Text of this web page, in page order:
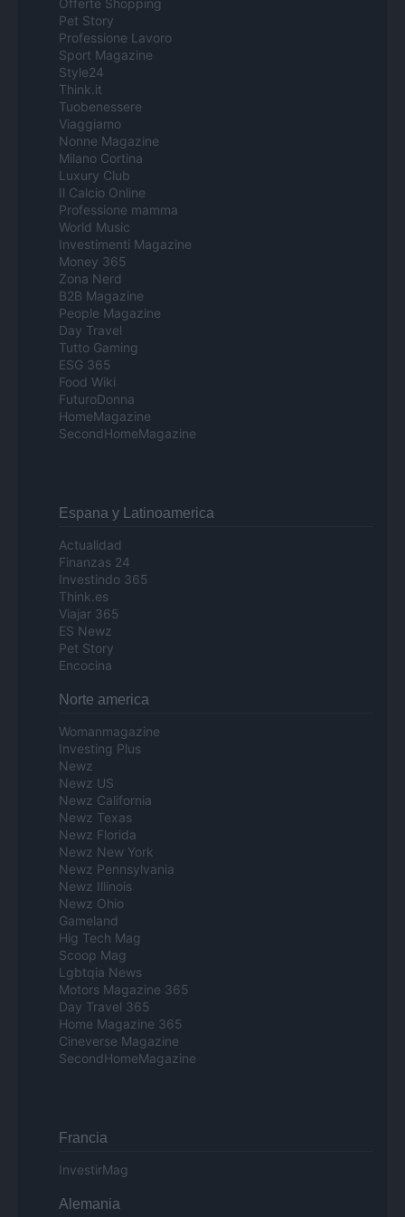
Offerte Shopping
Pet Story
Professione Lavoro
Sport Magazine
Style24
Think.it
Tuobenessere
Viaggiamo
Nonne Magazine
Milano Cortina
Luxury Club
Il Calcio Online
Professione mamma
World Music
Investimenti Magazine
Money 365
Zona Nerd
B2B Magazine
People Magazine
Day Travel
Tutto Gaming
ESG 365
Food Wiki
FuturoDonna
HomeMagazine
SecondHomeMagazine
Espana y Latinoamerica
Actualidad
Finanzas 24
Investindo 365
Think.es
Viajar 365
ES Newz
Pet Story
Encocina
Norte america
Womanmagazine
Investing Plus
Newz
Newz US
Newz California
Newz Texas
Newz Florida
Newz New York
Newz Pennsylvania
Newz Illinois
Newz Ohio
Gameland
Hig Tech Mag
Scoop Mag
Lgbtqia News
Motors Magazine 365
Day Travel 365
Home Magazine 365
Cineverse Magazine
SecondHomeMagazine
Francia
InvestirMag
Alemania